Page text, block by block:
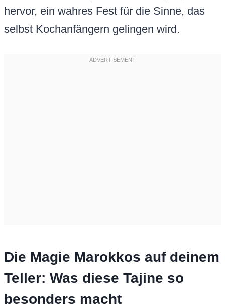
hervor, ein wahres Fest für die Sinne, das
selbst Kochanfängern gelingen wird.
Die Magie Marokkos auf deinem
Teller: Was diese Tajine so
besonders macht